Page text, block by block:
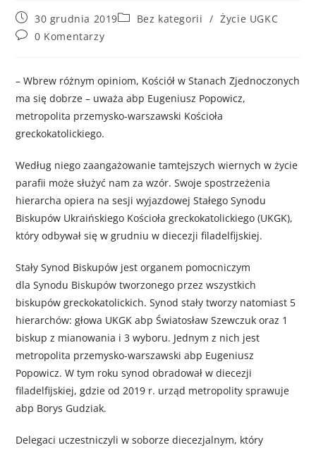
30 grudnia 2019 Bez kategorii / Życie UGKC
0 Komentarzy
– Wbrew różnym opiniom, Kościół w Stanach Zjednoczonych
ma się dobrze – uważa abp Eugeniusz Popowicz,
metropolita przemysko-warszawski Kościoła
greckokatolickiego.
Według niego zaangażowanie tamtejszych wiernych w życie
parafii może służyć nam za wzór. Swoje spostrzeżenia
hierarcha opiera na sesji wyjazdowej Stałego Synodu
Biskupów Ukraińskiego Kościoła greckokatolickiego (UKGK),
który odbywał się w grudniu w diecezji filadelfijskiej.
Stały Synod Biskupów jest organem pomocniczym
dla Synodu Biskupów tworzonego przez wszystkich
biskupów greckokatolickich. Synod stały tworzy natomiast 5
hierarchów: głowa UKGK abp Światosław Szewczuk oraz 1
biskup z mianowania i 3 wyboru. Jednym z nich jest
metropolita przemysko-warszawski abp Eugeniusz
Popowicz. W tym roku synod obradował w diecezji
filadelfijskiej, gdzie od 2019 r. urząd metropolity sprawuje
abp Borys Gudziak.
Delegaci uczestniczyli w soborze diecezjalnym, który